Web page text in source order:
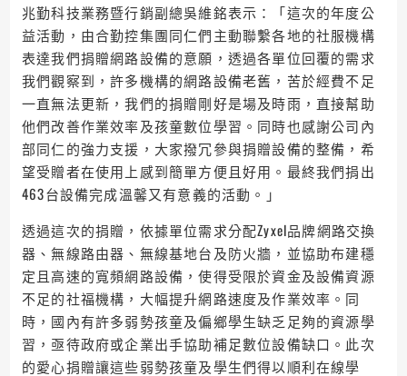
兆勤科技業務暨行銷副總吳維銘表示：「這次的年度公
益活動，由合勤控集團同仁們主動聯繫各地的社服機構
表達我們捐贈網路設備的意願，透過各單位回覆的需求
我們觀察到，許多機構的網路設備老舊，苦於經費不足
一直無法更新，我們的捐贈剛好是場及時雨，直接幫助
他們改善作業效率及孩童數位學習。同時也感謝公司內
部同仁的強力支援，大家撥冗參與捐贈設備的整備，希
望受贈者在使用上感到簡單方便且好用。最終我們捐出
463台設備完成溫馨又有意義的活動。」
透過這次的捐贈，依據單位需求分配Zyxel品牌網路交換
器、無線路由器、無線基地台及防火牆，並協助布建穩
定且高速的寬頻網路設備，使得受限於資金及設備資源
不足的社福機構，大幅提升網路速度及作業效率。同
時，國內有許多弱勢孩童及偏鄉學生缺乏足夠的資源學
習，亟待政府或企業出手協助補足數位設備缺口。此次
的愛心捐贈讓這些弱勢孩童及學生們得以順利在線學